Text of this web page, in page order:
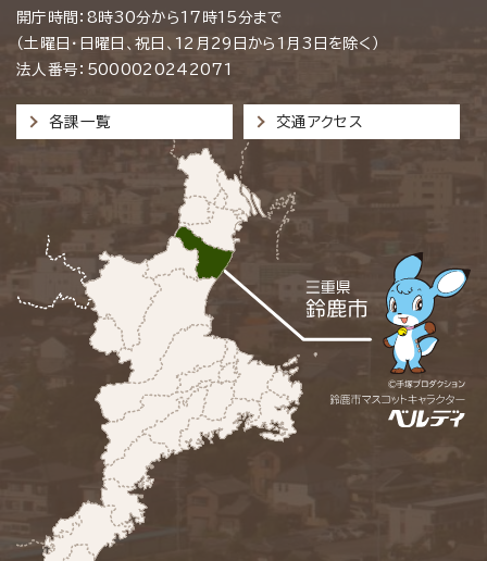
開庁時間：8時30分から17時15分まで
（土曜日・日曜日、祝日、12月29日から1月3日を除く）
法人番号：5000020242071
各課一覧 交通アクセス